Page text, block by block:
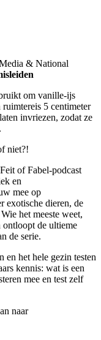
& National
om vanille-ijs
5 centimeter
invriezen, zodat ze
niet?!
of Fabel-podcast
en
mee op
exotische dieren, de
het meeste weet,
ontloopt de ultieme
de serie.
en het hele gezin testen
kennis: wat is een
mee en test zelf
naar